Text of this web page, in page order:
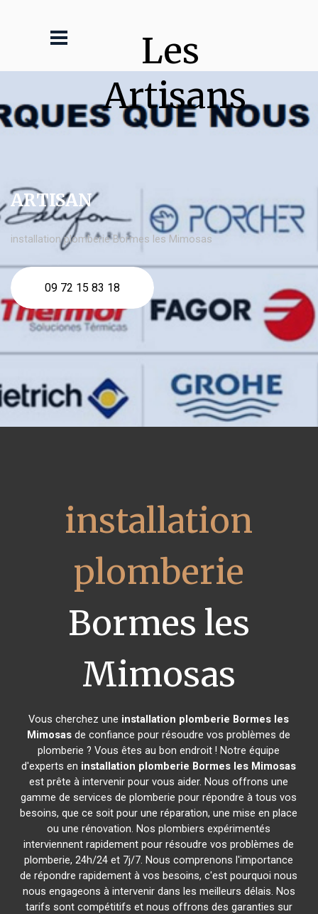
Les
Artisans
ARTISAN
installation plomberie Bormes les Mimosas
09 72 15 83 18
installation
plomberie
Bormes les
Mimosas
Vous cherchez une installation plomberie Bormes les
Mimosas de confiance pour résoudre vos problèmes de
plomberie ? Vous êtes au bon endroit ! Notre équipe
d'experts en installation plomberie Bormes les Mimosas
est prête à intervenir pour vous aider. Nous offrons une
gamme de services de plomberie pour répondre à tous vos
besoins, que ce soit pour une réparation, une mise en place
ou une rénovation. Nos plombiers expérimentés
interviennent rapidement pour résoudre vos problèmes de
plomberie, 24h/24 et 7j/7. Nous comprenons l'importance
de répondre rapidement à vos besoins, c'est pourquoi nous
nous engageons à intervenir dans les meilleurs délais. Nos
tarifs sont compétitifs et nous offrons des garanties sur